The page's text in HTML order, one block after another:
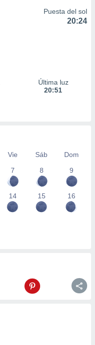
Puesta del sol
20:24
Última luz
20:51
Vie Sáb
Dom
7
8 9
14 15 16